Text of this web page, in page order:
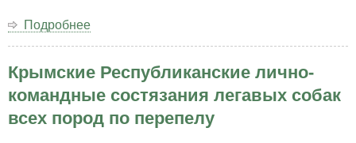
Подробнее
стороны
соглашения.
Крымские Республиканские лично-
командные состязания легавых собак
всех пород по перепелу